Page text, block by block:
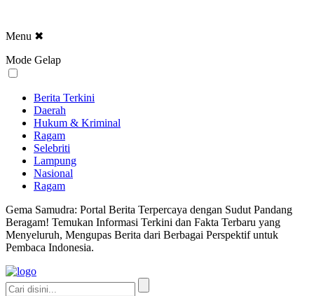
Menu ✖
Mode Gelap
Berita Terkini
Daerah
Hukum & Kriminal
Ragam
Selebriti
Lampung
Nasional
Ragam
Gema Samudra: Portal Berita Terpercaya dengan Sudut Pandang
Beragam! Temukan Informasi Terkini dan Fakta Terbaru yang
Menyeluruh, Mengupas Berita dari Berbagai Perspektif untuk
Pembaca Indonesia.